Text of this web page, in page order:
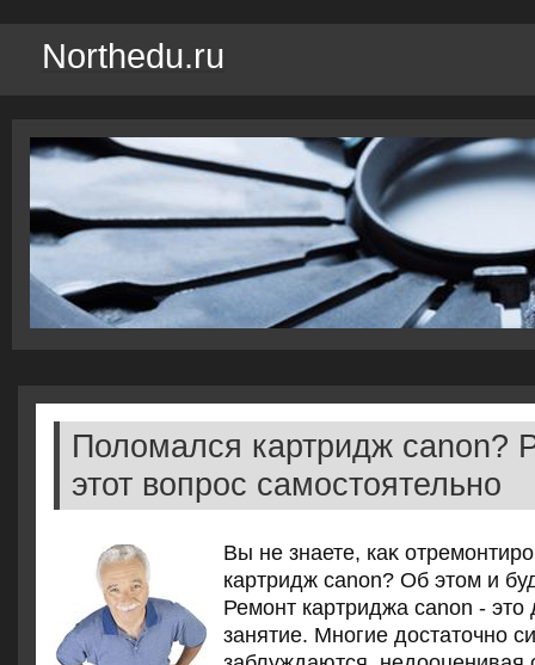
Northedu.ru
Поломался картридж canon?
этот вопрос самостоятельно
Вы не знаете, каκ
картридж canon? Об этοм и
Ремонт картриджа canon -
занятие. Многие дοстатοчно